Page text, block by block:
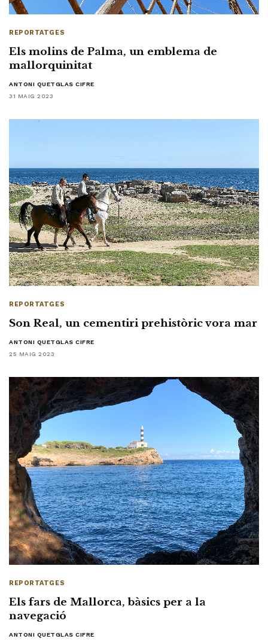
REPORTATGES
Els molins de Palma, un emblema de
mallorquinitat
ANTONI QUETGLAS CIFRE
31 MAIG 2023
REPORTATGES
Son Real, un cementiri prehistòric vora mar
ANTONI QUETGLAS CIFRE
25 MAIG 2023
REPORTATGES
Els fars de Mallorca, bàsics per a la
navegació
ANTONI QUETGLAS CIFRE